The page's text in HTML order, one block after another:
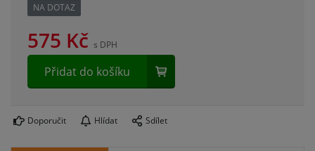
NA DOTAZ
575 Kč s DPH
Přidat do košíku
Doporučit Hlídat Sdílet